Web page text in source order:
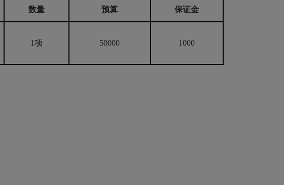
数量 预算 保证金
1项 50000 1000